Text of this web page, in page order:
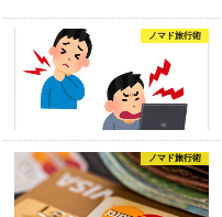
ノマド旅行術
ノマド旅行術